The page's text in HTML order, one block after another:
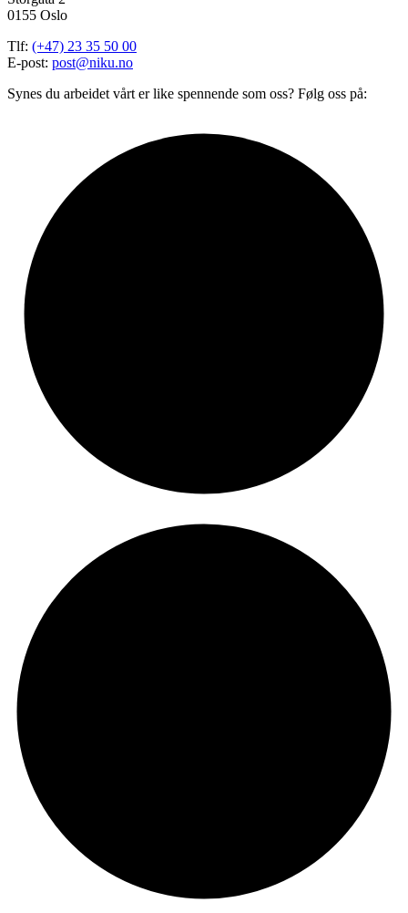
0155 Oslo
Tlf: (+47) 23 35 50 00
E-post: post@niku.no
Synes du arbeidet vårt er like spennende som oss? Følg oss på: